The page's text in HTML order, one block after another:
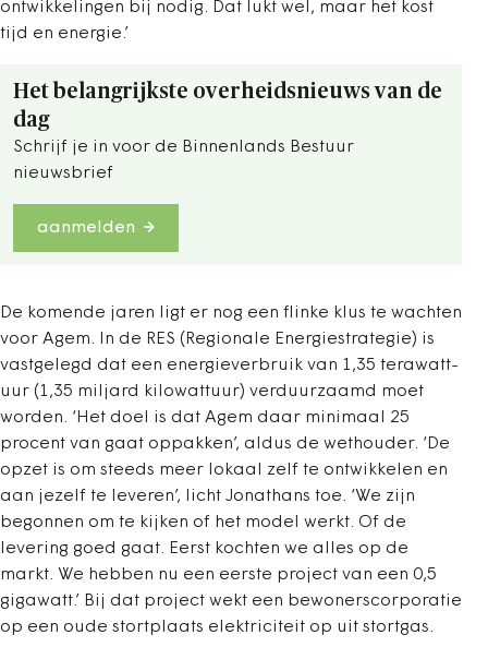
ontwikkelingen bij nodig. Dat lukt wel, maar het kost
tijd en energie.’
Het belangrijkste overheidsnieuws van de
dag
Schrijf je in voor de Binnenlands Bestuur
nieuwsbrief
aanmelden
De komende jaren ligt er nog een flinke klus te wachten
voor Agem. In de RES (Regionale Energiestrategie) is
vastgelegd dat een energieverbruik van 1,35 terawatt-
uur (1,35 miljard kilowattuur) verduurzaamd moet
worden. ‘Het doel is dat Agem daar minimaal 25
procent van gaat oppakken’, aldus de wethouder. ‘De
opzet is om steeds meer lokaal zelf te ontwikkelen en
aan jezelf te leveren’, licht Jonathans toe. ‘We zijn
begonnen om te kijken of het model werkt. Of de
levering goed gaat. Eerst kochten we alles op de
markt. We hebben nu een eerste project van een 0,5
gigawatt.’ Bij dat project wekt een bewonerscorporatie
op een oude stortplaats elektriciteit op uit stortgas.